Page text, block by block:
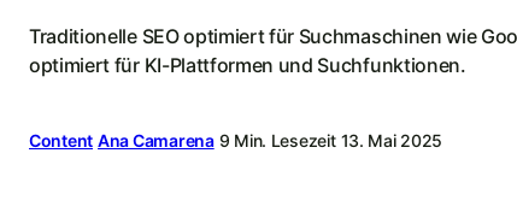
Traditionelle SEO optimiert für Suchmaschinen wie
optimiert für KI-Plattformen und Suchfunktionen.
Content Ana Camarena 9 Min. Lesezeit 13. Mai 2025